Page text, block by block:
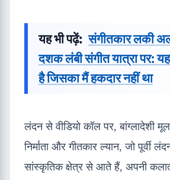
यह भी पढ़ें: संगीतकार लकी
दशक लंबी संगीत यात्रा पर:
है जिसका मैं हकदार नहीं था
लंदन से वीडियो कॉल पर, बांग्लादेशी
निर्माता और गीतकार ल्यान, जो पूर्वी
सांस्कृतिक क्षेत्र से आते हैं, अपनी